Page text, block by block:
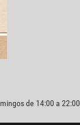
de 14:00 a 22:00